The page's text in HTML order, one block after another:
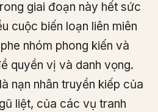
giai đoạn này hết sức
cuộc biến loạn liên miên
nhóm phong kiến và
quyền vị và danh vọng.
nạn nhân truyền kiếp của
liệt, của các vụ tranh